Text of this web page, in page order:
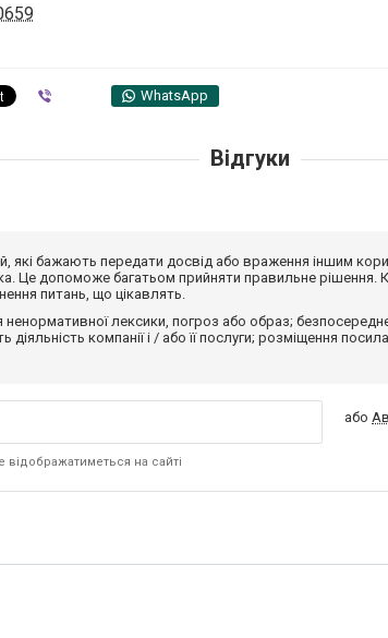
WhatsApp
Відгуки
які бажають передати досвід або враження іншим
Це допоможе багатьом прийняти правильне рішення.
питань, що цікавлять.
ненормативної лексики, погроз або образ;
компанії і / або її послуги; розміщення
відображатиметься на сайті
або